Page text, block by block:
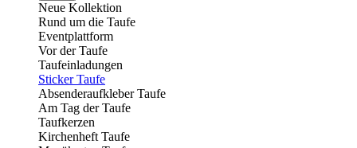
Neue Kollektion
Rund um die Taufe
Eventplattform
Vor der Taufe
Taufeinladungen
Sticker Taufe
Absenderaufkleber Taufe
Am Tag der Taufe
Taufkerzen
Kirchenheft Taufe